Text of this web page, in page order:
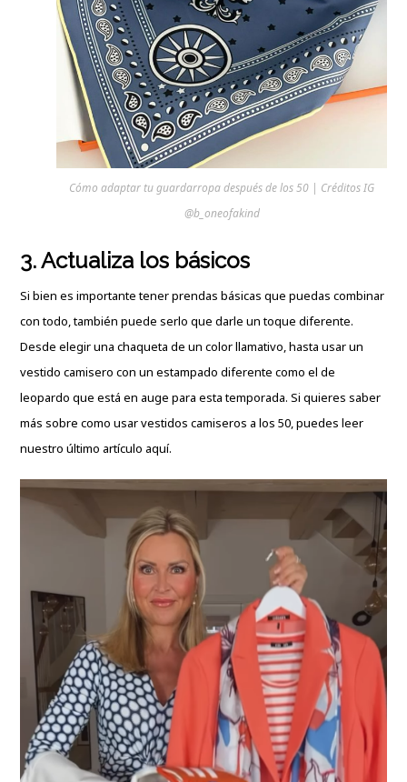
Cómo adaptar tu guardarropa después de los 50 | Créditos IG
@b_oneofakind
3. Actualiza los básicos
Si bien es importante tener prendas básicas que puedas combinar
con todo, también puede serlo que darle un toque diferente.
Desde elegir una chaqueta de un color llamativo, hasta usarun
vestido camisero con un estampado diferente como el de
leopardo que está en auge para esta temporada. Si quieres saber
más sobre como usar vestidos camiseros a los 50, puedes leer
nuestro último artículo aquí.